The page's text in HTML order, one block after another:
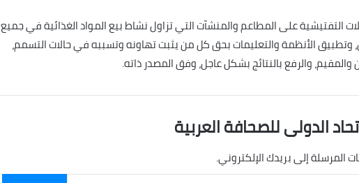
التفتيشية على المطاعم والمنشآت التي تزاول نشاط بيع المواد الغذائية في جميع
وتطبيق الأنظمة والتعليمات بحق كل من يثبت تهاونه وتسببه في حالات التسمم،
والرفع بالنتائج بشكل عاجل، وفق المصدر ذاته.
الدولى للصحافة العربية
المرسلة إلى بريدك الإلكتروني.